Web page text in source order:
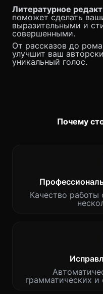
Литературное
поможет сделать
выразительными и
совершенными.
От рассказов до
улучшит ваш
уникальный голос.
Почему
Качество работы
грамматических